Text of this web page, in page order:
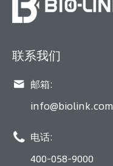
联系我们
 邮箱:
info@biolink.com
 电话:
400-058-9000